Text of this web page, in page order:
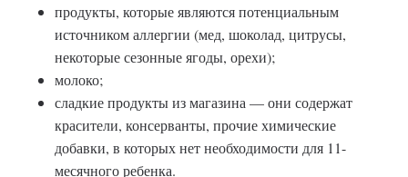
продукты, которые являются потенциальным
источником аллергии (мед, шоколад, цитрусы,
некоторые сезонные ягоды, орехи);
молоко;
сладкие продукты из магазина — они содержат
красители, консерванты, прочие химические
добавки, в которых нет необходимости для 11-
месячного ребенка.